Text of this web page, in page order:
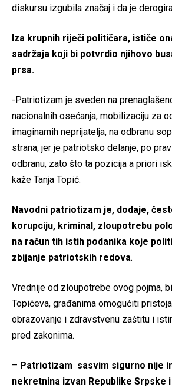
diskursu izgubila značaj i da je
Iza krupnih riječi političara, ističe
sadržaja koji bi potvrdio njihovo
prsa.
-Patriotizam je sveden na
nacionalnih osećanja, mobilizaciju za
imaginarnih neprijatelja, na odbranu
strana, jer je patriotsko delanje, po
odbranu, zato što ta pozicija a priori
kaže Tanja Topić.
Navodni patriotizam je, dodaje,
korupciju, kriminal, zloupotrebu
na račun tih istih podanika koje
zbijanje patriotskih redova.
Vrednije od zloupotrebe ovog pojma,
Topićeva, građanima omogućiti
obrazovanje i zdravstvenu zaštitu i
pred zakonima.
– Patriotizam sasvim sigurno nije
nekretnina izvan Republike Srpske